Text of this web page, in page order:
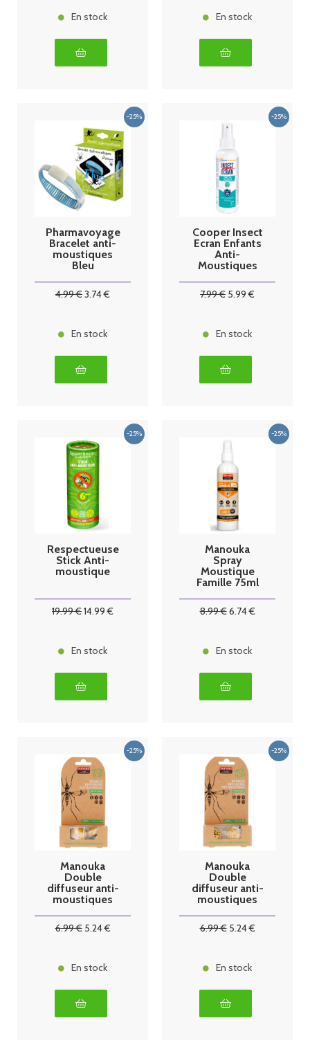
En stock En stock
Pharmavoyage
Bracelet anti-
moustiques
Bleu
nt
4.99€3.74€
En stock
Cooper Insect
Ecran Enfants
Anti-
Moustiques
7.99€ 5.99 €
En stock
Respectueuse
Stick Anti-
moustique
19.99€14.99 €
En stock
Manouka
Spray
Moustique
Famille 75ml
8.99€6.74€
En stock
Manouka
Double
diffuseur anti-
moustiques
6.99€ 5.24€
En stock
Manouka
Double
diffuseur anti-
moustiques
6.99€ 5.24€
En stock